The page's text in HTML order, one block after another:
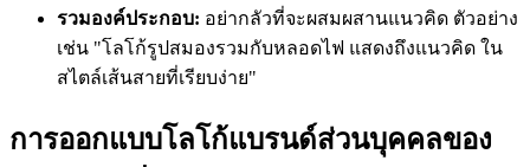
รวมองค์ประกอบ: อย่ากลัวที่จะผสมผสานแนวคิด ตัวอย่าง
เช่น "โลโก้รูปสมองรวมกับหลอดไฟ แสดงถึงแนวคิด ใน
สไตล์เส้นสายที่เรียบง่าย"
การออกแบบโลโก้แบรนด์ส่วนบุคคลของ